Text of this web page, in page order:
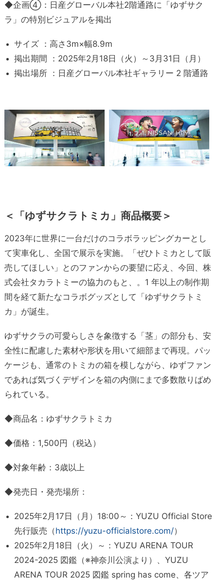
◆企画④：日産グローバル本社2階通路に「ゆずサク
ラ」の特別ビジュアルを掲出
サイズ ：高さ3m×幅8.9m
掲出期間 ：2025年2月18日（火）～3月31日（月）
掲出場所 ：日産グローバル本社ギャラリー 2 階通路
＜「ゆずサクラトミカ」商品概要＞
2023年に世界に一台だけのコラボラッピングカーとし
て実車化し、全国で展示を実施。「ぜひトミカとして販
売してほしい」とのファンからの要望に応え、今回、株
式会社タカラトミーの協力のもと、。1 年以上の制作期
間を経て新たなコラボグッズとして「ゆずサクラトミ
カ」が誕生。
ゆずサクラの可愛らしさを象徴する「茎」の部分も、安
全性に配慮した素材や形状を用いて細部まで再現。パッ
ケージも、通常のトミカの箱を模しながら、ゆずファン
であれば気づくデザインを箱の内側にまで多数散りばめ
られている。
◆商品名：ゆずサクラトミカ
◆価格：1,500円（税込）
◆対象年齢：3歳以上
◆発売日・発売場所：
2025年2月17日（月）18:00～：YUZU Official Store
先行販売（https://yuzu-officialstore.com/）
2025年2月18日（火）～：YUZU ARENA TOUR
2024-2025 図鑑（※神奈川公演より）、YUZU
ARENA TOUR 2025 図鑑 spring has come、各ツア